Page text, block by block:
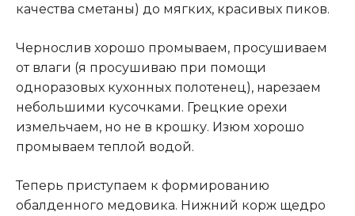
качества сметаны) до мягких, красивых пиков.
Чернослив хорошо промываем, просушиваем
от влаги (я просушиваю при помощи
одноразовых кухонных полотенец), нарезаем
небольшими кусочками. Грецкие орехи
измельчаем, но не в крошку. Изюм хорошо
промываем теплой водой.
Теперь приступаем к формированию
обалденного медовика. Нижний корж щедро